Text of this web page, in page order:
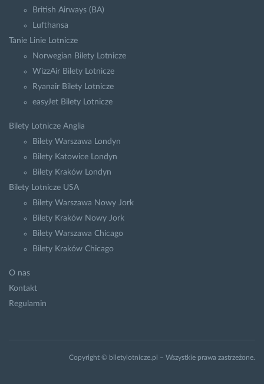
British Airways (BA)
Lufthansa
Tanie Linie Lotnicze
Norwegian Bilety Lotnicze
WizzAir Bilety Lotnicze
Ryanair Bilety Lotnicze
easyJet Bilety Lotnicze
Bilety Lotnicze Anglia
Bilety Warszawa Londyn
Bilety Katowice Londyn
Bilety Kraków Londyn
Bilety Lotnicze USA
Bilety Warszawa Nowy Jork
Bilety Kraków Nowy Jork
Bilety Warszawa Chicago
Bilety Kraków Chicago
O nas
Kontakt
Regulamin
Copyright © biletylotnicze.pl – Wszystkie prawa zastrzeżone.